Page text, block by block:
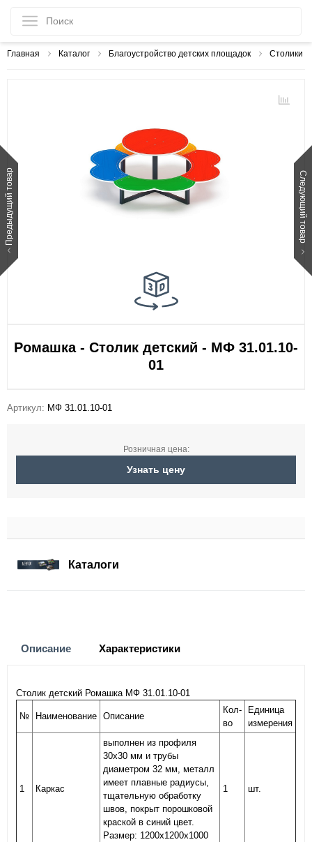
Главная Каталог Благоустройство детских площадок Столики
Предыдущий товар Следующий товар
Ромашка - Столик детский - МФ 31.01.10-
01
Артикул: МФ 31.01.10-01
Розничная цена:
Узнать цену
Каталоги
Описание Характеристики
Столик детский Ромашка МФ 31.01.10-01
№ Наименование Описание
Кол-
во
Единица
измерения
1 Каркас
выполнен из профиля
30х30 мм и трубы
диаметром 32 мм, металл
имеет плавные радиусы,
тщательную обработку
швов, покрыт порошковой
краской в синий цвет.
Размер: 1200х1200х1000
1 шт.